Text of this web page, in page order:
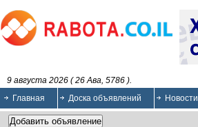
9 августа 2026 ( 26 Ава, 5786 ).
Главная
Доска объявлений Новости